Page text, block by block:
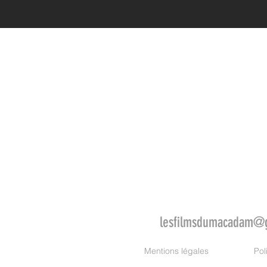
Mentions légales